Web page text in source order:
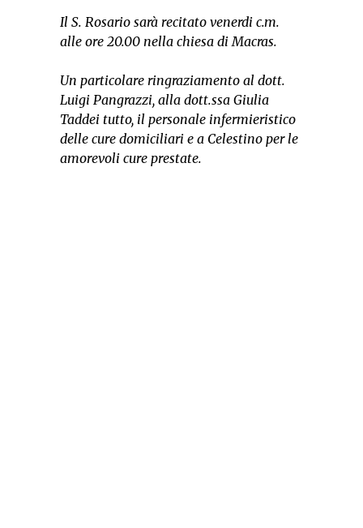
Il S. Rosario sarà recitato venerdi c.m.
alle ore 20.00 nella chiesa di Macras.
Un particolare ringraziamento al dott.
Luigi Pangrazzi, alla dott.ssa Giulia
Taddei tutto, il personale infermieristico
delle cure domiciliari e a Celestino per le
amorevoli cure prestate.